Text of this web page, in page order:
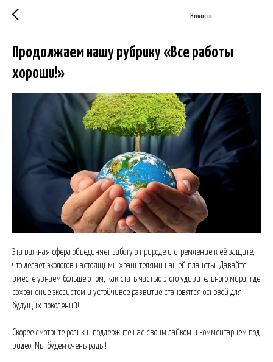
Новости
Продолжаем нашу рубрику «Все работы
хороши!»
Эта важная сфера объединяет заботу о природе и стремление к её защите,
что делает экологов настоящими хранителями нашей планеты. Давайте
вместе узнаем больше о том, как стать частью этого удивительного мира, где
сохранение экосистем и устойчивое развитие становятся основой для
будущих поколений!
Скорее смотрите ролик и поддержите нас своим лайком и комментарием под
видео. Мы будем очень рады!